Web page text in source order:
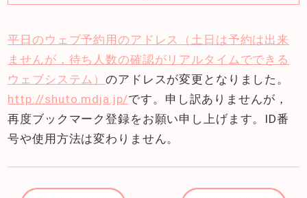
平日のウェブ予約用のアドレス（土日は予約は出来
ませんが，待ち人数の確認がリアルタイムでできる
ウェブシステム）のアドレスが変更となりました。
http://shuto.mdja.jp/です。申し訳ありませんが，
再度ブックマーク登録をお願い申し上げます。ID番
号や使用方法は変わりません。